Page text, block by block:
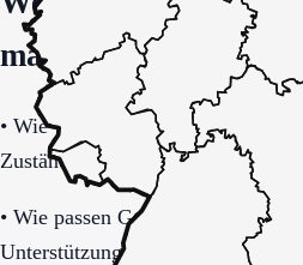
machen
• Wie verbindlich sind Betreuung,
Zuständigkeiten im Alltag geregelt?
• Wie passen
Unterstützungsbedarf zusammen?